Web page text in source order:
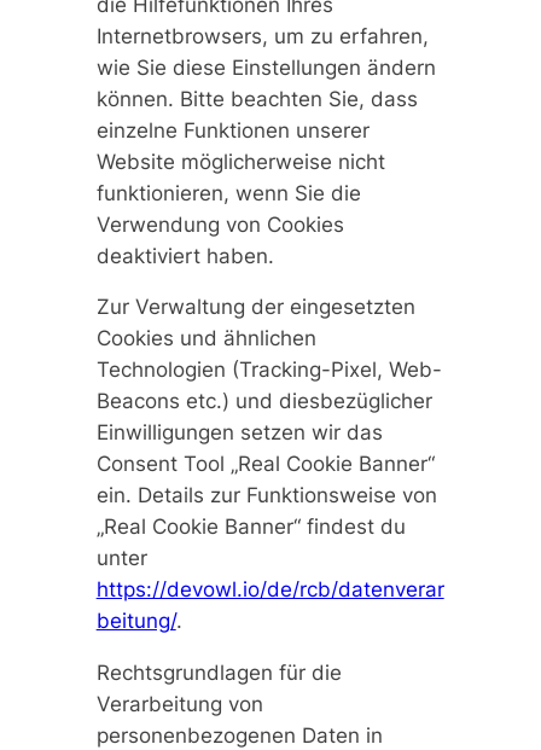
Internetbrowsers, um zu erfahren,
wie Sie diese Einstellungen ändern
können. Bitte beachten Sie, dass
einzelne Funktionen unserer
Website möglicherweise nicht
funktionieren, wenn Sie die
Verwendung von Cookies
deaktiviert haben.
Zur Verwaltung der eingesetzten
Cookies und ähnlichen
Technologien (Tracking-Pixel, Web-
Beacons etc.) und diesbezüglicher
Einwilligungen setzen wir das
Consent Tool „Real Cookie Banner“
ein. Details zur Funktionsweise von
„Real Cookie Banner“ findest du
unter
https://devowl.io/de/rcb/datenverar
beitung/.
Rechtsgrundlagen für die
Verarbeitung von
personenbezogenen Daten in